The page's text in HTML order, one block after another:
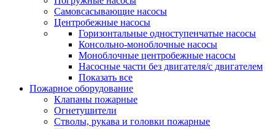
Самовсасывающие насосы
Центробежные насосы
Горизонтальные одноступенчатые насосы
Консольно-моноблочные насосы
Моноблочные центробежные насосы
Насосные части без двигателя/с двигателем
Показать все
Пожарное оборудование
Клапаны пожарные
Огнетушители
Стволы, рукава и головки пожарные